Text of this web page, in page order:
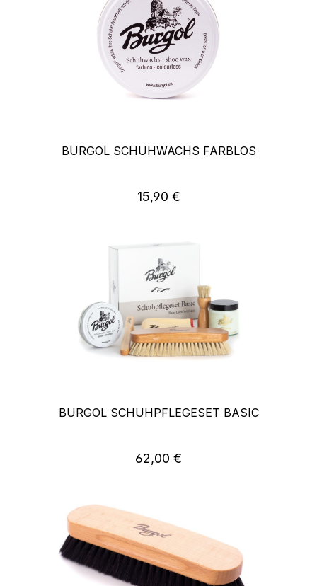
BURGOL SCHUHWACHS FARBLOS
Regulärer Preis:
15,90 €
BURGOL SCHUHPFLEGESET BASIC
Regulärer Preis:
62,00 €